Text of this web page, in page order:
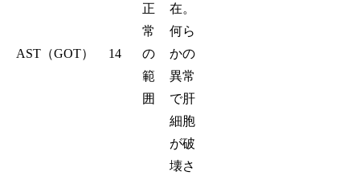
AST（GOT） 14
正
常
の
範
囲
在。
何ら
かの
異常
で肝
細胞
が破
壊さ